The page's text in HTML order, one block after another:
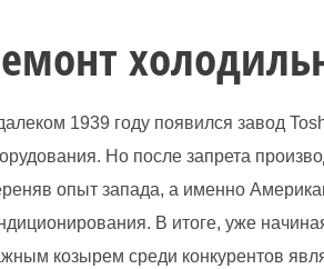
1939 году появился завод
Но после запрета
опыт запада, а именно
В итоге, уже
козырем среди конкурентов